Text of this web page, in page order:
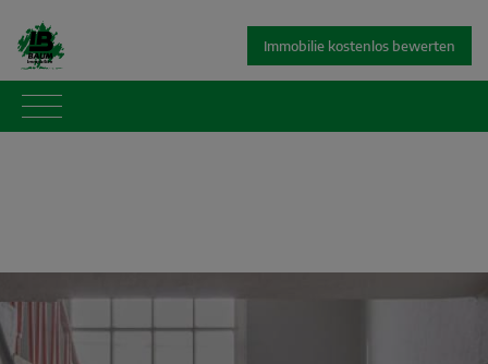
Immobilie kostenlos bewerten